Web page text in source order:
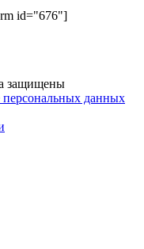
id="676"]
защищены
данных